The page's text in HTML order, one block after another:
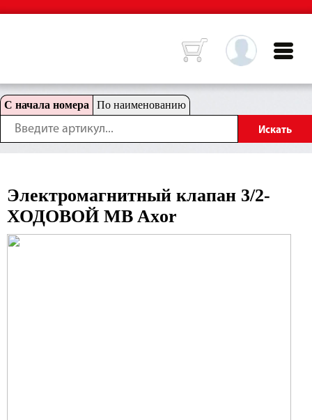
С начала номера По наименованию
Электромагнитный клапан 3/2-
ХОДОВОЙ MB Axor